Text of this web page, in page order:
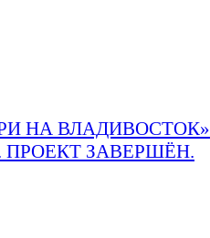
НА ВЛАДИВОСТОК»
ЗАВЕРШЁН.